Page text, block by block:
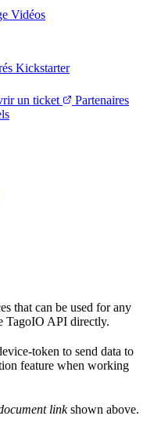
Vidéos
Kickstarter
un ticket
Partenaires
that can be used for any
TagoIO API directly.
token to send data to
feature when working
linkshown above.